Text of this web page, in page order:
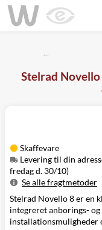
…
Stelrad
Skaffevare
Levering til din
fredag d. 30/10)
Se alle fragtmetoder
Metode
Pris
Levering til
99,00
Stelrad Novello 8 er en
integreret anborings-
installationsmuligheder
Mangler chatten?
Ret samtykke!